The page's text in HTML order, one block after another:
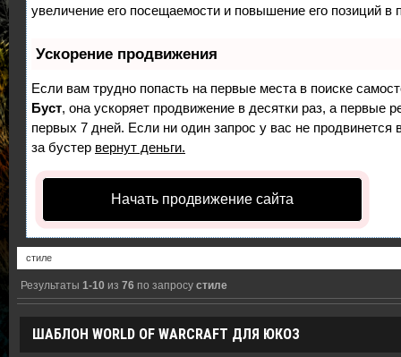
увеличение его посещаемости и повышение его позиций в
Ускорение продвижения
Если вам трудно попасть на первые места в поиске
Буст, она ускоряет продвижение в десятки раз, а первые
первых 7 дней. Если ни один запрос у вас не продвинется
за бустер вернут деньги.
Начать продвижение сайта
Результаты 1-10 из 76 по запросу стиле
ШАБЛОН WORLD OF WARCRAFT ДЛЯ ЮКОЗ